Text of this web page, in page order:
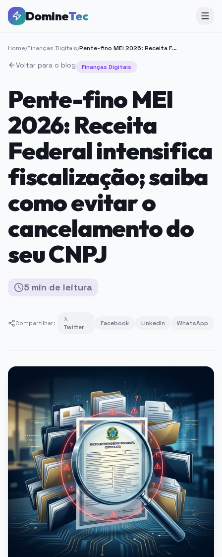
DomineTec
Home/Finanças Digitais/ Pente-fino MEI 2026: Receita Federal intensifica fiscalização; saiba como evitar o cancelamento do seu CNPJ
Voltar para o blog Finanças Digitais
Pente-fino MEI
2026: Receita
Federal intensifica
fiscalização; saiba
como evitar o
cancelamento do
seu CNPJ
5 min de leitura
Compartilhar:
𝕏
Twitter
Facebook LinkedIn WhatsApp